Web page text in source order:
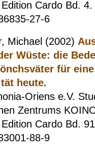
Cardo Bd. 4.
27-6
Michael (2002)
Wüste: die
für eine
heute.
Oriens e.V.
Zentrums
Cardo Bd.
88-9